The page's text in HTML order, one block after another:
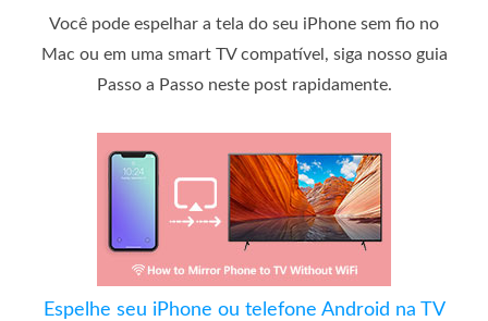
Você pode espelhar a tela do seu iPhone sem fio no
Mac ou em uma smart TV compatível, siga nosso guia
Passo a Passo neste post rapidamente.
Espelhe seu iPhone ou telefone Android na TV